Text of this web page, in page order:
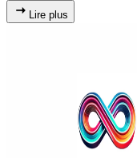
Lire plus